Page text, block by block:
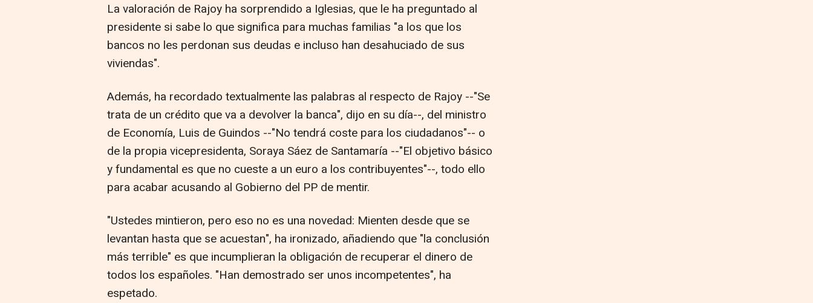
La valoración de Rajoy ha sorprendido a Iglesias, que le ha preguntado al
presidente si sabe lo que significa para muchas familias "a los que los
bancos no les perdonan sus deudas e incluso han desahuciado de sus
viviendas".
Además, ha recordado textualmente las palabras al respecto de Rajoy --"Se
trata de un crédito que va a devolver la banca", dijo en su día--, del ministro
de Economía, Luis de Guindos --"No tendrá coste para los ciudadanos"-- o
de la propia vicepresidenta, Soraya Sáez de Santamaría --"El objetivo básico
y fundamental es que no cueste a un euro a los contribuyentes"--, todo ello
para acabar acusando al Gobierno del PP de mentir.
"Ustedes mintieron, pero eso no es una novedad: Mienten desde que se
levantan hasta que se acuestan", ha ironizado, añadiendo que "la conclusión
más terrible" es que incumplieran la obligación de recuperar el dinero de
todos los españoles. "Han demostrado ser unos incompetentes", ha
espetado.